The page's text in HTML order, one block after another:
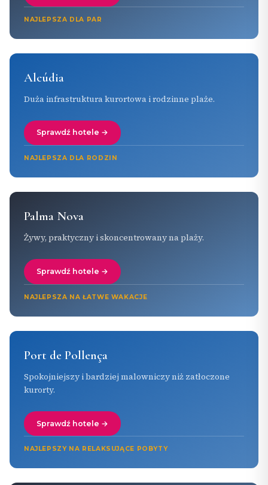
NAJLEPSZA DLA PAR
Alcúdia
Duża infrastruktura kurortowa i rodzinne plaże.
Sprawdź hotele →
NAJLEPSZA DLA RODZIN
Palma Nova
Żywy, praktyczny i skoncentrowany na plaży.
Sprawdź hotele →
NAJLEPSZA NA ŁATWE WAKACJE
Port de Pollença
Spokojniejszy i bardziej malowniczy niż zatłoczone
kurorty.
Sprawdź hotele →
NAJLEPSZY NA RELAKSUJĄCE POBYTY